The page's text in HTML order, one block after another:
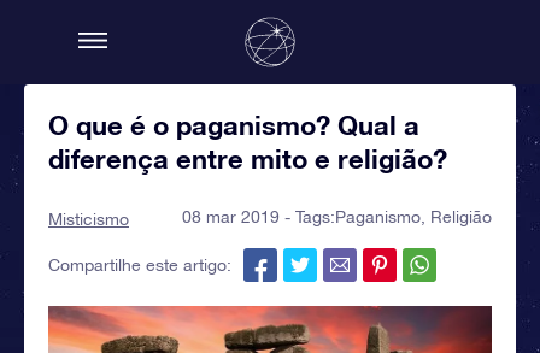
O que é o paganismo? Qual a
diferença entre mito e religião?
Misticismo 08 mar 2019 - Tags:Paganismo Religião
Compartilhe este artigo: